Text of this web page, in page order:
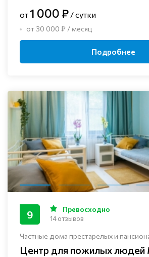
от1 000 ₽ / сутки
от 30 000 ₽ / месяц
Подробнее
Частные дома престарелых и
Центр для пожилых людей
9 Превосходно
14 отзывов